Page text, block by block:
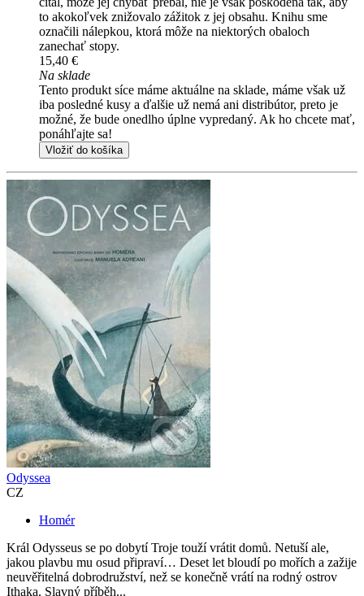
to akokoľvek znižovalo zážitok z jej obsahu. Knihu sme
označili nálepkou, ktorá môže na niektorých obaloch
zanechať stopy.
15,40 €
Na sklade
Tento produkt síce máme aktuálne na sklade, máme však už
iba posledné kusy a ďalšie už nemá ani distribútor, preto je
možné, že bude onedlho úplne vypredaný. Ak ho chcete mať,
ponáhľajte sa!
Vložiť do košíka
Odyssea
CZ
Homér
Král Odysseus se po dobytí Troje touží vrátit domů. Netuší ale,
jakou plavbu mu osud připraví… Deset let bloudí po mořích a zažije
neuvěřitelná dobrodružství, než se konečně vrátí na rodný ostrov
Ithaka. Slavný příběh...